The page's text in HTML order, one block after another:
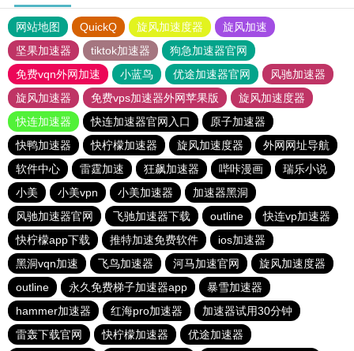
网站地图 QuickQ 旋风加速度器
旋风加速
坚果加速器
tiktok加速器
狗急加速器官网
免费vqn外网加速
小蓝鸟 优途加速器官网
风驰加速器
旋风加速器
免费vps加速器外网苹果版
旋风加速度器
快连加速器
快连加速器官网入口
原子加速器
快鸭加速器
快柠檬加速器 旋风加速度器
外网网址导航
软件中心
雷霆加速 狂飙加速器 哔咔漫画
瑞乐小说
小美
小美vpn 小美加速器
加速器黑洞
风驰加速器官网
飞驰加速器下载 outline
快连vp加速器
快柠檬app下载
推特加速免费软件
ios加速器
黑洞vqn加速
飞鸟加速器 河马加速官网
旋风加速度器
outline
永久免费梯子加速器app
暴雪加速器
hammer加速器
红海pro加速器
加速器试用30分钟
雷轰下载官网
快柠檬加速器
优途加速器